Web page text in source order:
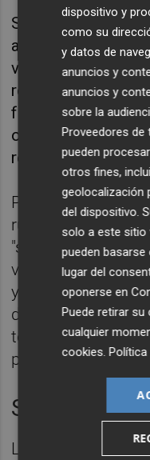
Sus vínculos con
agricultura y, de
valores
representa Vox le
formación, por la
otros muchos
retirados- en toda
Pese a que se
ruedos hace doce
vinculado al cien
y ha reivindicado
de este país que
todos los partidos
preocupados por
Su carrera
La primera vez
dispositivo y
como su
y datos de
anuncios y
anuncios y
sobre la
Proveedores de
pueden
otros fines,
geolocalización
del dispositivo.
solo a este sitio
pueden basarse
lugar del
oponerse en
Puede retirar
cualquier
cookies .Política